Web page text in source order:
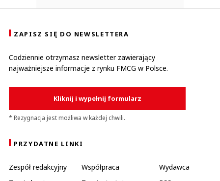
ZAPISZ SIĘ DO NEWSLETTERA
Codziennie otrzymasz newsletter zawierający
najważniejsze informacje z rynku FMCG w Polsce.
Kliknij i wypełnij formularz
* Rezygnacja jest możliwa w każdej chwili.
PRZYDATNE LINKI
Zespół redakcyjny Współpraca
Wydawca